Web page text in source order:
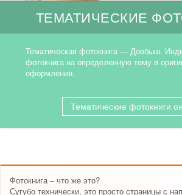
ТЕМАТИЧЕСКИЕ
Тематическая фотокнига — Довбыш.
фотокнига на определенную тему в
оформлении.
Тематические фотокниги
Фотокнига – что же это?
Сугубо технически, это просто страницы с